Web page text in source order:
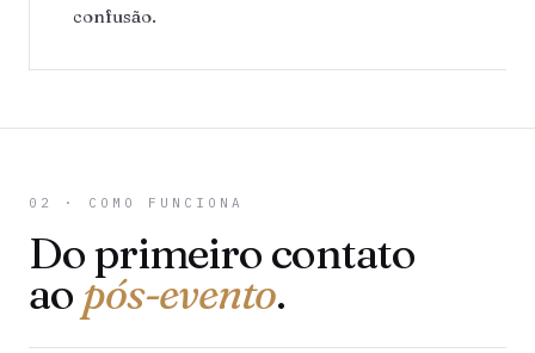
confusão.
02 · COMO FUNCIONA
Do primeiro contato
ao pós-evento.